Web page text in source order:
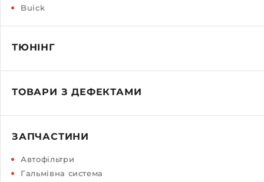
Buick
ТЮНІНГ
ТОВАРИ З ДЕФЕКТАМИ
ЗАПЧАСТИНИ
Автофільтри
Гальмівна система